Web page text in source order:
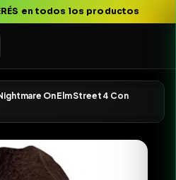
en todos los productos
On Elm Street 4 Con